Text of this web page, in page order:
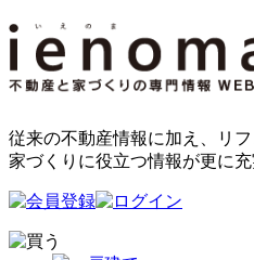
従来の不動産情報に加え、リ
家づくりに役立つ情報が更に充